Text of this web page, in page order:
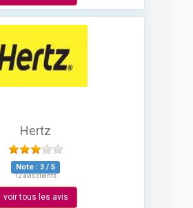
Hertz
Note : 3 / 5
12 avis clients
voir tous les avis